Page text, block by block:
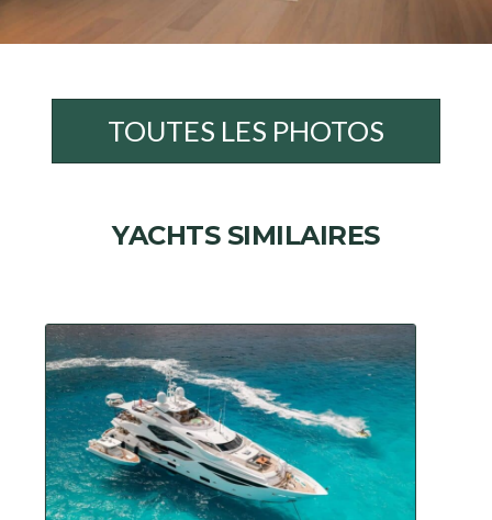
TOUTES LES PHOTOS
YACHTS SIMILAIRES